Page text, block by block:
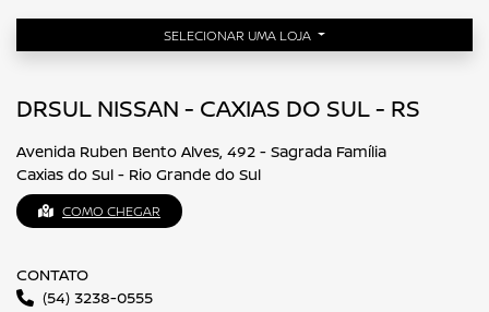
SELECIONAR UMA LOJA
DRSUL NISSAN - CAXIAS DO SUL - RS
Avenida Ruben Bento Alves, 492 - Sagrada Família
Caxias do Sul - Rio Grande do Sul
COMO CHEGAR
CONTATO
(54) 3238-0555